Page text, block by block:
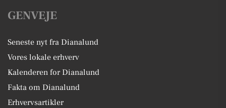
GENVEJE
Seneste nyt fra Dianalund
Vores lokale erhverv
Kalenderen for Dianalund
Fakta om Dianalund
Erhvervsartikler